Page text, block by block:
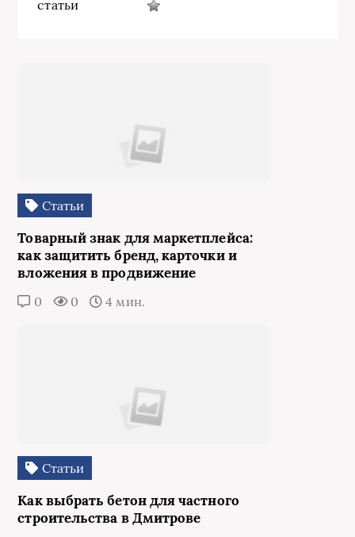
статьи
Статьи
Товарный знак для маркетплейса:
как защитить бренд, карточки и
вложения в продвижение
0 0 4 мин.
Статьи
Как выбрать бетон для частного
строительства в Дмитрове